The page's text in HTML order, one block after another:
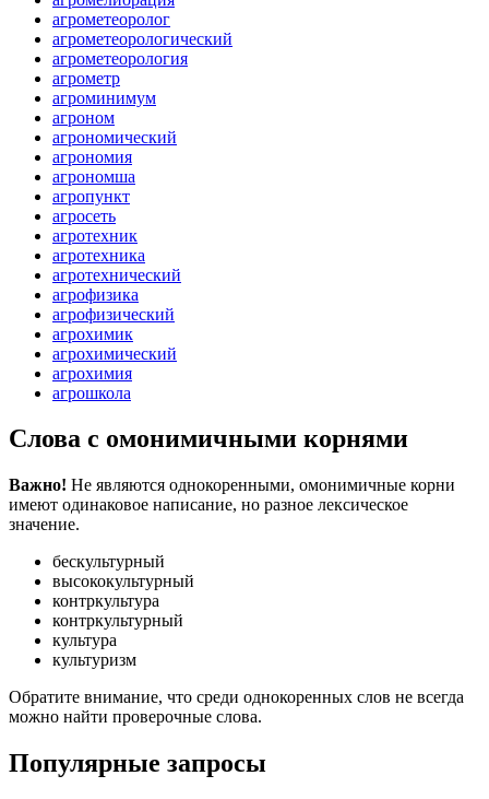
агрометеоролог
агрометеорологический
агрометеорология
агрометр
агроминимум
агроном
агрономический
агрономия
агрономша
агропункт
агросеть
агротехник
агротехника
агротехнический
агрофизика
агрофизический
агрохимик
агрохимический
агрохимия
агрошкола
Слова с омонимичными корнями
Важно! Не являются однокоренными, омонимичные корни
имеют одинаковое написание, но разное лексическое
значение.
бескультурный
высококультурный
контркультура
контркультурный
культура
культуризм
Обратите внимание, что среди однокоренных слов не всегда
можно найти проверочные слова.
Популярные запросы